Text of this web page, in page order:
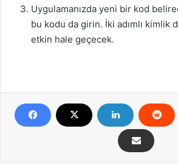
Uygulamanızda yeni bir kod
bu kodu da girin. İki adımlı kimlik
etkin hale geçecek.